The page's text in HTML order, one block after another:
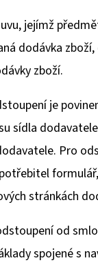
jejímž
dodávka
zboží.
je
sídla
Pro
stránkách
od
spojené s